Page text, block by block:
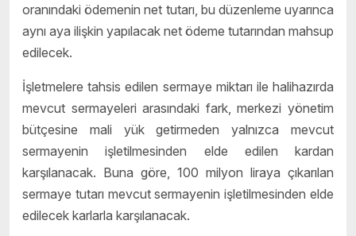
oranındaki ödemenin net tutarı, bu düzenleme uyarınca
aynı aya ilişkin yapılacak net ödeme tutarından mahsup
edilecek.
İşletmelere tahsis edilen sermaye miktarı ile halihazırda
mevcut sermayeleri arasındaki fark, merkezi yönetim
bütçesine mali yük getirmeden yalnızca mevcut
sermayenin işletilmesinden elde edilen kardan
karşılanacak. Buna göre, 100 milyon liraya çıkarılan
sermaye tutarı mevcut sermayenin işletilmesinden elde
edilecek karlarla karşılanacak.